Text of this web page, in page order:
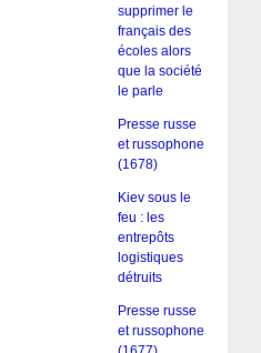
supprimer le
français des
écoles alors
que la société
le parle
Presse russe
et russophone
(1678)
Kiev sous le
feu : les
entrepôts
logistiques
détruits
Presse russe
et russophone